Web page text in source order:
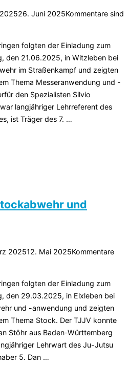
26. Juni 2025Kommentare sind
folgten der Einladung zum
den 21.06.2025, in Witzleben bei
im Straßenkampf und zeigten
Thema Messeranwendung und -
den Spezialisten Silvio
langjähriger Lehrreferent des
ist Träger des 7. …
und
202512. Mai 2025Kommentare
folgten der Einladung zum
den 29.03.2025, in Elxleben bei
und -anwendung und zeigten
Thema Stock. Der TJJV konnte
Stöhr aus Baden-Württemberg
Lehrwart des Ju-Jutsu
5. Dan …